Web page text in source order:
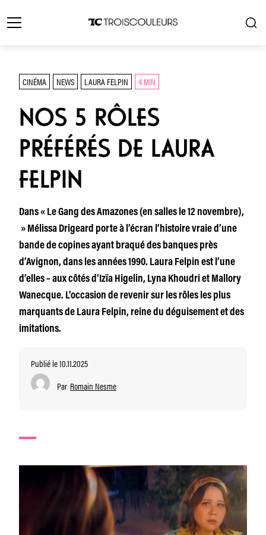
CINÉMA NEWS LAURA FELPIN 4 MIN
NOS 5 RÔLES
PRÉFÉRÉS DE LAURA
FELPIN
Dans « Le Gang des Amazones (en salles le 12 novembre),
» Mélissa Drigeard porte à l’écran l’histoire vraie d’une
bande de copines ayant braqué des banques près
d’Avignon, dans les années 1990. Laura Felpin est l’une
d’elles – aux côtés d’Izïa Higelin, Lyna Khoudri et Mallory
Wanecque. L’occasion de revenir sur les rôles les plus
marquants de Laura Felpin, reine du déguisement et des
imitations.
Publié le 10.11.2025
Par Romain Nesme